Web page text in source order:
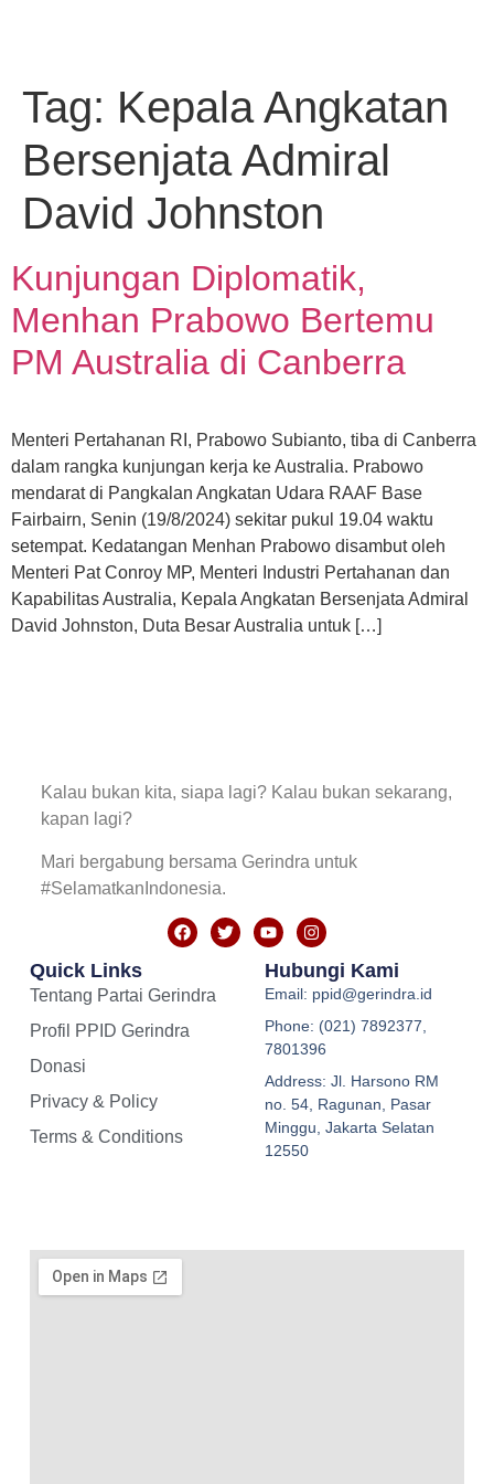
Tag: Kepala Angkatan
Bersenjata Admiral
David Johnston
Kunjungan Diplomatik,
Menhan Prabowo Bertemu
PM Australia di Canberra
Menteri Pertahanan RI, Prabowo Subianto, tiba di Canberra
dalam rangka kunjungan kerja ke Australia. Prabowo
mendarat di Pangkalan Angkatan Udara RAAF Base
Fairbairn, Senin (19/8/2024) sekitar pukul 19.04 waktu
setempat. Kedatangan Menhan Prabowo disambut oleh
Menteri Pat Conroy MP, Menteri Industri Pertahanan dan
Kapabilitas Australia, Kepala Angkatan Bersenjata Admiral
David Johnston, Duta Besar Australia untuk […]
Kalau bukan kita, siapa lagi? Kalau bukan sekarang,
kapan lagi?
Mari bergabung bersama Gerindra untuk
#SelamatkanIndonesia.
Quick Links
Tentang Partai Gerindra
Profil PPID Gerindra
Donasi
Privacy & Policy
Terms & Conditions
Hubungi Kami
Email: ppid@gerindra.id
Phone: (021) 7892377,
7801396
Address: Jl. Harsono RM
no. 54, Ragunan, Pasar
Minggu, Jakarta Selatan
12550